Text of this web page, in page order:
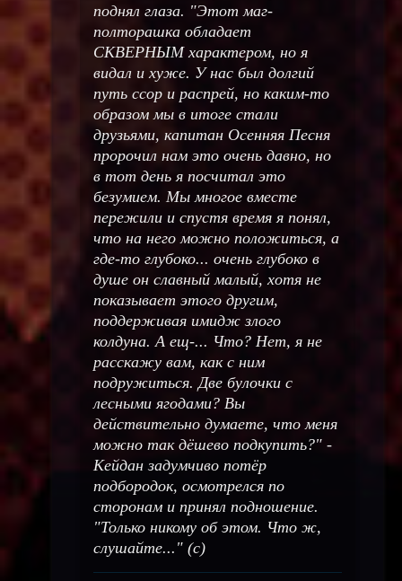
поднял глаза. "Этот маг-
полторашка обладает
СКВЕРНЫМ характером, но я
видал и хуже. У нас был долгий
путь ссор и распрей, но каким-то
образом мы в итоге стали
друзьями, капитан Осенняя Песня
пророчил нам это очень давно, но
в тот день я посчитал это
безумием. Мы многое вместе
пережили и спустя время я понял,
что на него можно положиться, а
где-то глубоко... очень глубоко в
душе он славный малый, хотя не
показывает этого другим,
поддерживая имидж злого
колдуна. А ещ-... Что? Нет, я не
расскажу вам, как с ним
подружиться. Две булочки с
лесными ягодами? Вы
действительно думаете, что меня
можно так дёшево подкупить?" -
Кейдан задумчиво потёр
подбородок, осмотрелся по
сторонам и принял подношение.
"Только никому об этом. Что ж,
слушайте..." (с)